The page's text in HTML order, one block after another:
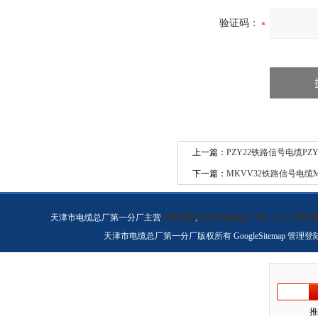
验证码：
上一篇： PZY22铁路信号电缆
下一篇： MKVV32铁路信号电缆
天津市电缆总厂第一分厂主营天联电缆,天津市电缆总厂第一分厂天联电
天津市电缆总厂第一分厂版权所有 GoogleSitemap 管理登